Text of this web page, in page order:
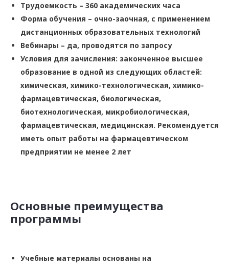
Трудоемкость – 360 академических часа
Форма обучения – очно-заочная, с применением
дистанционных образовательных технологий
Вебинары – да, проводятся по запросу
Условия для зачисления: законченное высшее
образование в одной из следующих областей:
химическая, химико-технологическая, химико-
фармацевтическая, биологическая,
биотехнологическая, микробиологическая,
фармацевтическая, медицинская. Рекомендуется
иметь опыт работы на фармацевтическом
предприятии не менее 2 лет
Основные преимущества
программы
Учебные материалы основаны на